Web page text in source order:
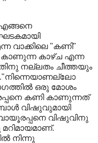
വാക്കിലെ "കണി"
കാണുന്ന കാഴ്ച എന്ന
നല്ലതം ചീത്തയും
ഒരു മോശം
കണി കാണുന്നത്‌
വിഷുവുമായി
വിഷുവിനു
നിന്നു